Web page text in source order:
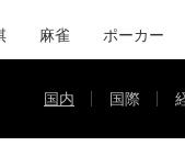
麻雀 ポーカー
国内 国際